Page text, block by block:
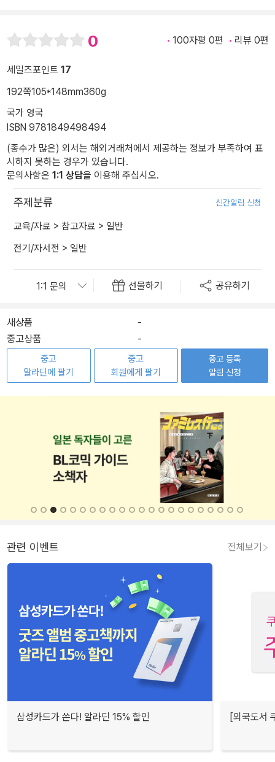
0 100자평 0편 리뷰 0편
세일즈포인트 17
192쪽105*148mm360g
국가 영국
ISBN 9781849498494
(종수가 많은) 외서는 해외거래처에서 제공하는 정보가 부족하여 표
시하지 못하는 경우가 있습니다.
문의사항은 1:1 상담을 이용해 주십시오.
주제분류 신간알림 신청
교육/자료 > 참고자료 > 일반
전기/자서전 > 일반
선물하기 공유하기
새상품
-
중고상품
-
중고
알라딘에 팔기
중고
회원에게 팔기
중고 등록
알림 신청
관련 이벤트 전체보기
삼성카드가 쏜다! 알라딘 15% 할인 [외국도서